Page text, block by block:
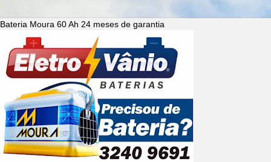
Bateria Moura 60 Ah 24 meses de garantia